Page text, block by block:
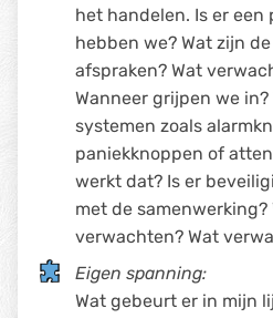
het handelen. Is er een
hebben we? Wat zijn
afspraken? Wat
Wanneer grijpen we
systemen zoals
paniekknoppen of
werkt dat? Is er
met de samenwerking?
verwachten? Wat
Eigen spanning:
Wat gebeurt er in mijn